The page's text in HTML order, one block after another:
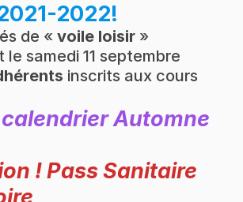
2022!
de « voile loisir »
le samedi 11 septembre
inscrits aux cours
calendrier Automne
! Pass Sanitaire